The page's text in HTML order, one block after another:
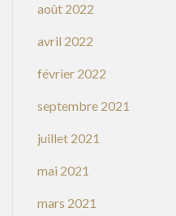
août 2022
avril 2022
février 2022
septembre 2021
juillet 2021
mai 2021
mars 2021